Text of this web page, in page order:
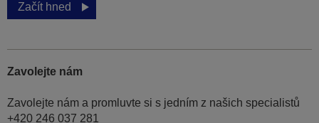
Začít hned
Zavolejte nám
Zavolejte nám a promluvte si s jedním z našich specialistů
+420 246 037 281